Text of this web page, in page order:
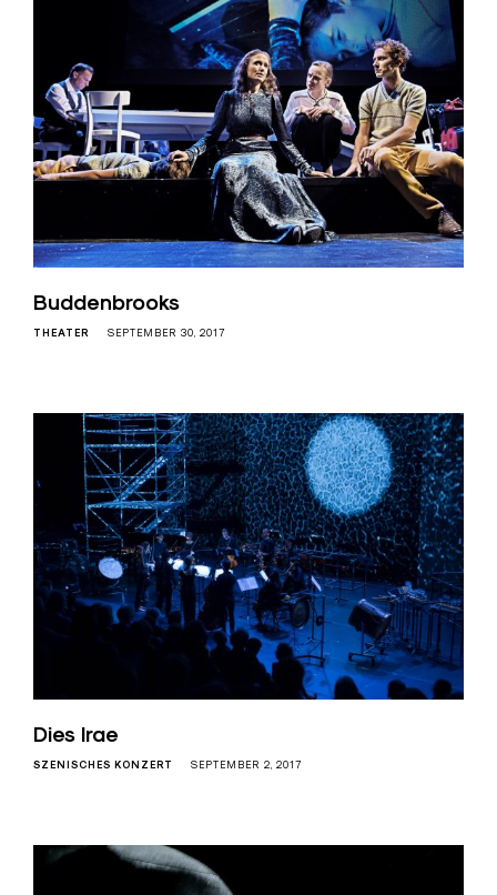
Buddenbrooks
THEATER SEPTEMBER 30, 2017
Dies Irae
SZENISCHES KONZERT SEPTEMBER 2, 2017